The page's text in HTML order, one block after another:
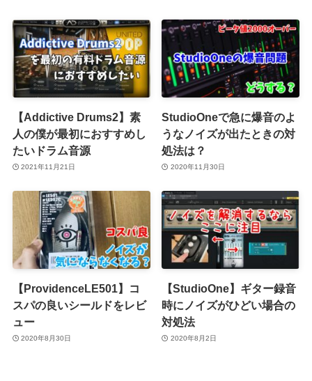
【Addictive Drums2】素
人の僕が最初におすすめし
たいドラム音源
2021年11月21日
StudioOneで急に爆音のよ
うなノイズが出たときの対
処法は？
2020年11月30日
【ProvidenceLE501】コ
スパの良いシールドをレビ
ュー
2020年8月30日
【StudioOne】ギター録音
時にノイズがひどい場合の
対処法
2020年8月2日